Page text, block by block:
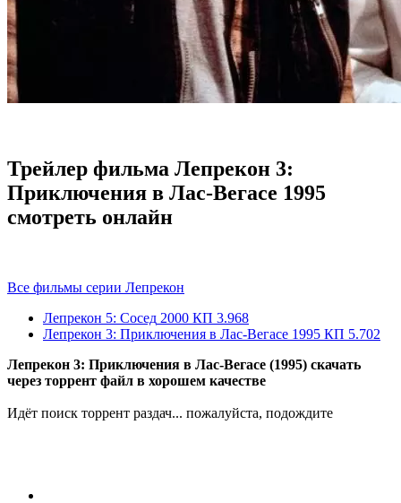
Трейлер фильма Лепрекон 3:
Приключения в Лас-Вегасе 1995
смотреть онлайн
Все фильмы серии Лепрекон
Лепрекон 5: Сосед 2000 КП 3.968
Лепрекон 3: Приключения в Лас-Вегасе 1995 КП 5.702
Лепрекон 3: Приключения в Лас-Вегасе (1995) скачать
через торрент файл в хорошем качестве
Идёт поиск торрент раздач... пожалуйста, подождите